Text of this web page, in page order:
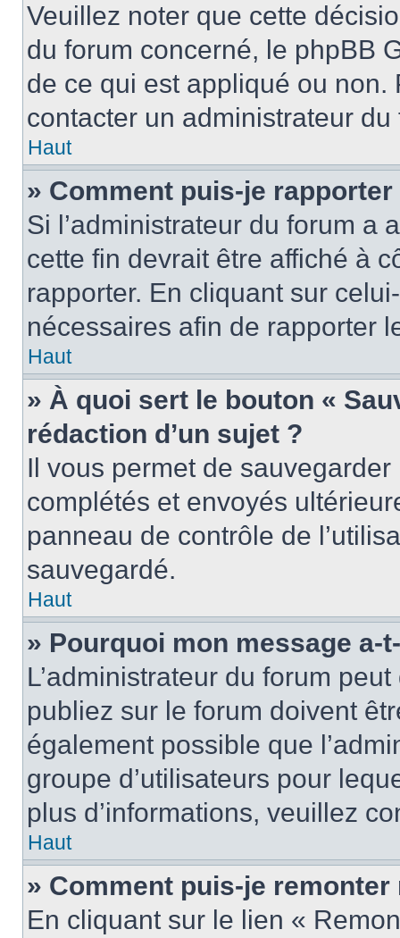
Veuillez noter que cette
du forum concerné, le phpBB
de ce qui est appliqué ou non.
contacter un administrateur du
Haut
» Comment puis-je
Si l’administrateur du forum a
cette fin devrait être affiché à
rapporter. En cliquant sur
nécessaires afin de rapporter
Haut
» À quoi sert le bouton «
rédaction d’un sujet ?
Il vous permet de
complétés et envoyés
panneau de contrôle de
sauvegardé.
Haut
» Pourquoi mon message a-
L’administrateur du forum
publiez sur le forum doivent
également possible que
groupe d’utilisateurs pour
plus d’informations, veuillez
Haut
» Comment puis-je
En cliquant sur le lien «